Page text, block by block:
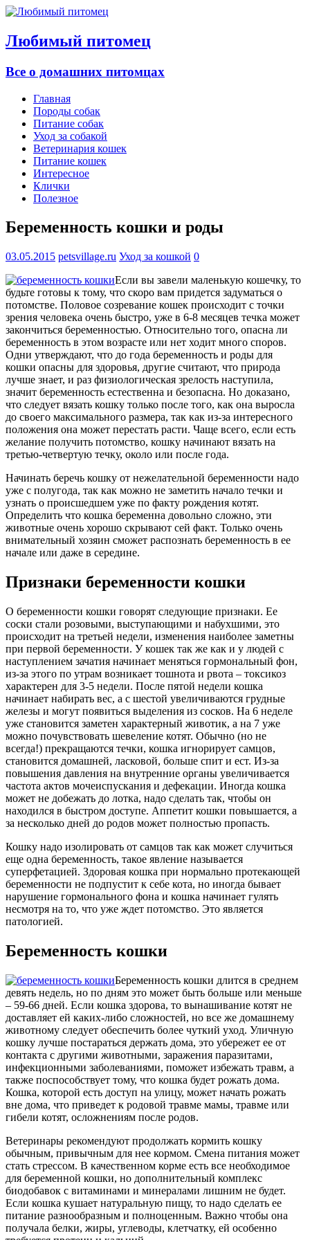
Любимый питомец
Все о домашних питомцах
Главная
Породы собак
Питание собак
Уход за собакой
Ветеринария кошек
Питание кошек
Интересное
Клички
Полезное
Беременность кошки и роды
03.05.2015 petsvillage.ru Уход за кошкой 0
Если вы завели маленькую кошечку, то
будьте готовы к тому, что скоро вам придется задуматься о
потомстве. Половое созревание кошек происходит с точки
зрения человека очень быстро, уже в 6-8 месяцев течка может
закончиться беременностью. Относительно того, опасна ли
беременность в этом возрасте или нет ходит много споров.
Одни утверждают, что до года беременность и роды для
кошки опасны для здоровья, другие считают, что природа
лучше знает, и раз физиологическая зрелость наступила,
значит беременность естественна и безопасна. Но доказано,
что следует вязать кошку только после того, как она выросла
до своего максимального размера, так как из-за интересного
положения она может перестать расти. Чаще всего, если есть
желание получить потомство, кошку начинают вязать на
третью-четвертую течку, около или после года.
Начинать беречь кошку от нежелательной беременности надо
уже с полугода, так как можно не заметить начало течки и
узнать о происшедшем уже по факту рождения котят.
Определить что кошка беременна довольно сложно, эти
животные очень хорошо скрывают сей факт. Только очень
внимательный хозяин сможет распознать беременность в ее
начале или даже в середине.
Признаки беременности кошки
О беременности кошки говорят следующие признаки. Ее
соски стали розовыми, выступающими и набухшими, это
происходит на третьей недели, изменения наиболее заметны
при первой беременности. У кошек так же как и у людей с
наступлением зачатия начинает меняться гормональный фон,
из-за этого по утрам возникает тошнота и рвота – токсикоз
характерен для 3-5 недели. После пятой недели кошка
начинает набирать вес, а с шестой увеличиваются грудные
железы и могут появиться выделения из сосков. На 6 неделе
уже становится заметен характерный животик, а на 7 уже
можно почувствовать шевеление котят. Обычно (но не
всегда!) прекращаются течки, кошка игнорирует самцов,
становится домашней, ласковой, больше спит и ест. Из-за
повышения давления на внутренние органы увеличивается
частота актов мочеиспускания и дефекации. Иногда кошка
может не добежать до лотка, надо сделать так, чтобы он
находился в быстром доступе. Аппетит кошки повышается, а
за несколько дней до родов может полностью пропасть.
Кошку надо изолировать от самцов так как может случиться
еще одна беременность, такое явление называется
суперфетацией. Здоровая кошка при нормально протекающей
беременности не подпустит к себе кота, но иногда бывает
нарушение гормонального фона и кошка начинает гулять
несмотря на то, что уже ждет потомство. Это является
патологией.
Беременность кошки
Беременность кошки длится в среднем
девять недель, но по дням это может быть больше или меньше
– 59-66 дней. Если кошка здорова, то вынашивание котят не
доставляет ей каких-либо сложностей, но все же домашнему
животному следует обеспечить более чуткий уход. Уличную
кошку лучше постараться держать дома, это убережет ее от
контакта с другими животными, заражения паразитами,
инфекционными заболеваниями, поможет избежать травм, а
также поспособствует тому, что кошка будет рожать дома.
Кошка, которой есть доступ на улицу, может начать рожать
вне дома, что приведет к родовой травме мамы, травме или
гибели котят, осложнениям после родов.
Ветеринары рекомендуют продолжать кормить кошку
обычным, привычным для нее кормом. Смена питания может
стать стрессом. В качественном корме есть все необходимое
для беременной кошки, но дополнительный комплекс
биодобавок с витаминами и минералами лишним не будет.
Если кошка кушает натуральную пищу, то надо сделать ее
питание разнообразным и полноценным. Важно чтобы она
получала белки, жиры, углеводы, клетчатку, ей особенно